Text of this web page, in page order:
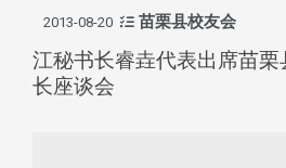
2013-08-20 苗栗县校友会
江秘书长睿垚代表出席苗
长座谈会